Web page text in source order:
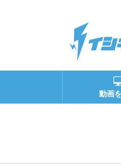
動画